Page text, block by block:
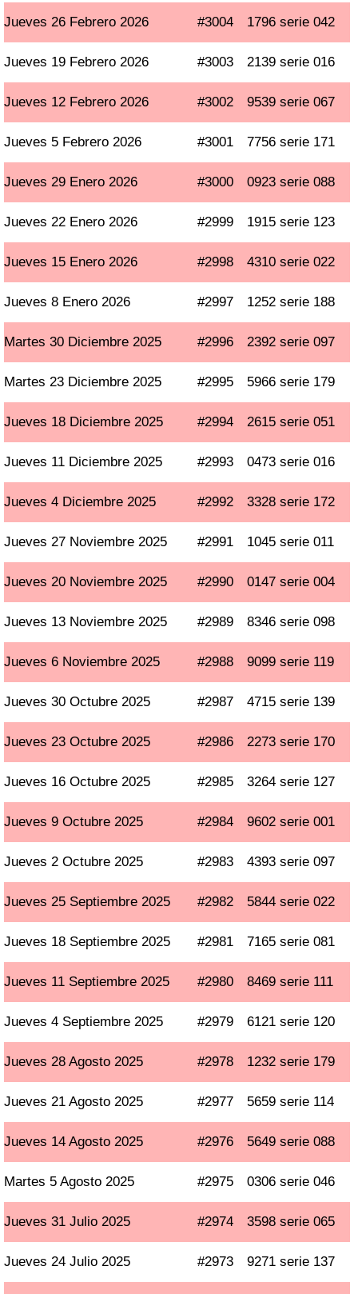
Jueves 26 Febrero 2026 #3004 1796 serie 042
Jueves 19 Febrero 2026 #3003 2139 serie 016
Jueves 12 Febrero 2026 #3002 9539 serie 067
Jueves 5 Febrero 2026 #3001 7756 serie 171
Jueves 29 Enero 2026 #3000 0923 serie 088
Jueves 22 Enero 2026 #2999 1915 serie 123
Jueves 15 Enero 2026 #2998 4310 serie 022
Jueves 8 Enero 2026 #2997 1252 serie 188
Martes 30 Diciembre 2025 #2996 2392 serie 097
Martes 23 Diciembre 2025 #2995 5966 serie 179
Jueves 18 Diciembre 2025 #2994 2615 serie 051
Jueves 11 Diciembre 2025 #2993 0473 serie 016
Jueves 4 Diciembre 2025 #2992 3328 serie 172
Jueves 27 Noviembre 2025 #2991 1045 serie 011
Jueves 20 Noviembre 2025 #2990 0147 serie 004
Jueves 13 Noviembre 2025 #2989 8346 serie 098
Jueves 6 Noviembre 2025 #2988 9099 serie 119
Jueves 30 Octubre 2025 #2987 4715 serie 139
Jueves 23 Octubre 2025 #2986 2273 serie 170
Jueves 16 Octubre 2025 #2985 3264 serie 127
Jueves 9 Octubre 2025 #2984 9602 serie 001
Jueves 2 Octubre 2025 #2983 4393 serie 097
Jueves 25 Septiembre 2025 #2982 5844 serie 022
Jueves 18 Septiembre 2025 #2981 7165 serie 081
Jueves 11 Septiembre 2025 #2980 8469 serie 111
Jueves 4 Septiembre 2025 #2979 6121 serie 120
Jueves 28 Agosto 2025 #2978 1232 serie 179
Jueves 21 Agosto 2025 #2977 5659 serie 114
Jueves 14 Agosto 2025 #2976 5649 serie 088
Martes 5 Agosto 2025 #2975 0306 serie 046
Jueves 31 Julio 2025 #2974 3598 serie 065
Jueves 24 Julio 2025 #2973 9271 serie 137